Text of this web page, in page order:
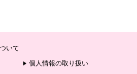
いて
個人情報の取り扱い